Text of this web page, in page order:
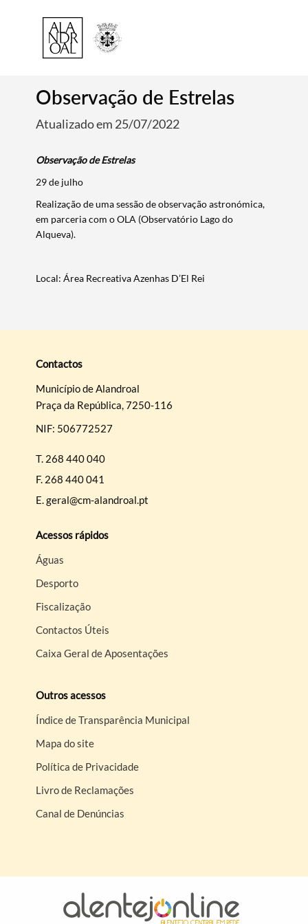
Termo de Pesquisa
Categorias gerais
Filtros
Observação de Estrelas
Atualizado em 25/07/2022
Observação de Estrelas
29 de julho
Realização de uma sessão de observação astronómica,
em parceria com o OLA (Observatório Lago do
Alqueva).
Local: Área Recreativa Azenhas D’El Rei
Contactos
Município de Alandroal
Praça da República, 7250-116
NIF: 506772527
T. 268 440 040
F. 268 440 041
E.geral@cm-alandroal.pt
Acessos rápidos
Águas
Desporto
Fiscalização
Contactos Úteis
Caixa Geral de Aposentações
Outros acessos
Índice de Transparência Municipal
Mapa do site
Política de Privacidade
Livro de Reclamações
Canal de Denúncias